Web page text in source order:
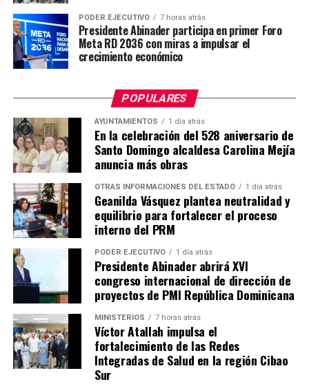
PODER EJECUTIVO 7 horas atrás
Presidente Abinader participa en primer Foro
Meta RD 2036 con miras a impulsar el
crecimiento económico
POPULARES
AYUNTAMIENTOS 1 día atrás
En la celebración del 528 aniversario de
Santo Domingo alcaldesa Carolina Mejía
anuncia más obras
OTRAS INFORMACIONES DEL ESTADO 1 día atrás
Geanilda Vásquez plantea neutralidad y
equilibrio para fortalecer el proceso
interno del PRM
PODER EJECUTIVO 1 día atrás
Presidente Abinader abrirá XVI
congreso internacional de dirección de
proyectos de PMI República Dominicana
MINISTERIOS 7 horas atrás
Víctor Atallah impulsa el
fortalecimiento de las Redes
Integradas de Salud en la región Cibao
Sur